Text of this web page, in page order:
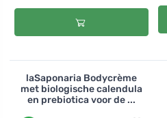
laSaponaria Bodycrème
met biologische calendula
en prebiotica voor de ...